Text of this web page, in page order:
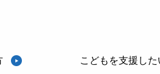
こどもを支援した